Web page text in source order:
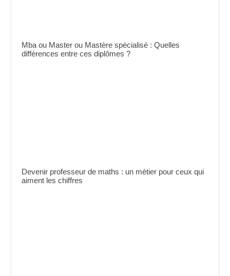
Mba ou Master ou Mastère spécialisé : Quelles
différences entre ces diplômes ?
Devenir professeur de maths : un métier pour ceux qui
aiment les chiffres